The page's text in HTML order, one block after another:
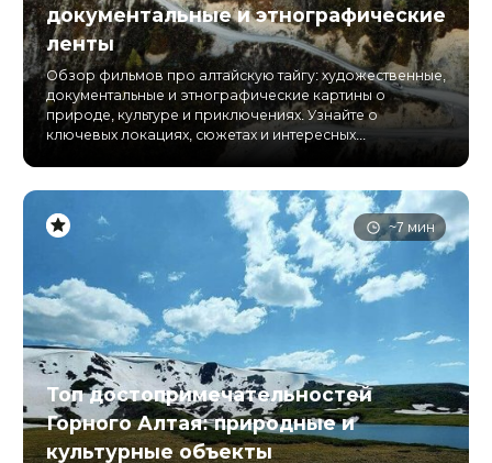
документальные и этнографические
ленты
Обзор фильмов про алтайскую тайгу: художественные,
документальные и этнографические картины о
природе, культуре и приключениях. Узнайте о
ключевых локациях, сюжетах и интересных...
~7 мин
Топ достопримечательностей
Горного Алтая: природные и
культурные объекты